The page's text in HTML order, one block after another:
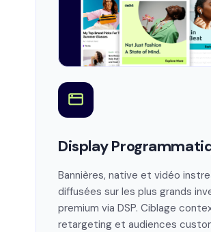
Display
Bannières, native et vidéo
diffusées sur les plus grands
premium via DSP. Ciblage
retargeting et audiences